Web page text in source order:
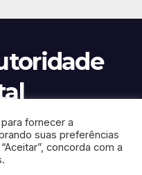
NewsupbyThemeansar
fornecer a
suas preferências
concorda com a